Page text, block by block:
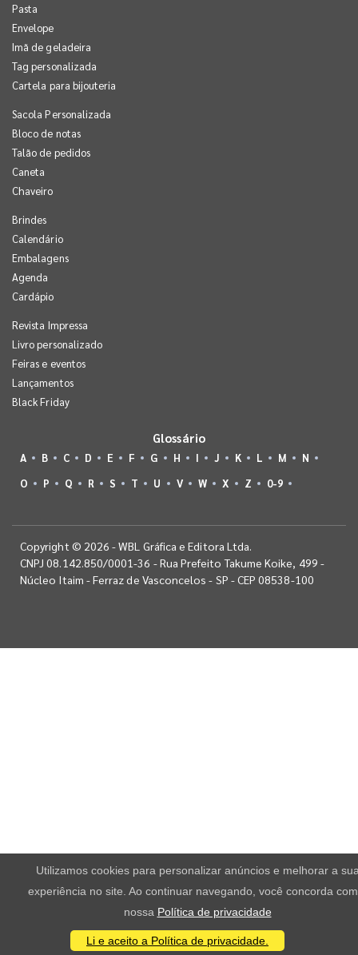
Pasta
Envelope
Imã de geladeira
Tag personalizada
Cartela para bijouteria
Sacola Personalizada
Bloco de notas
Talão de pedidos
Caneta
Chaveiro
Brindes
Calendário
Embalagens
Agenda
Cardápio
Revista Impressa
Livro personalizado
Feiras e eventos
Lançamentos
Black Friday
Glossário
A B C D E F G H I J K L M
N
O
P Q R S T U V W X Z 0-9
Copyright © 2026 - WBL Gráfica e Editora Ltda.
CNPJ 08.142.850/0001-36 - Rua Prefeito Takume Koike, 499 -
Núcleo Itaim - Ferraz de Vasconcelos - SP - CEP 08538-100
Utilizamos cookies para personalizar anúncios e melhorar a
experiência no site. Ao continuar navegando, você concorda
nossa Política de privacidade
Li e aceito a Política de privacidade.